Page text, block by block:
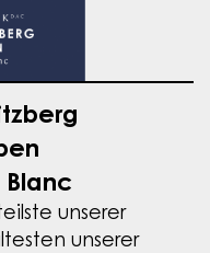
unserer
unserer